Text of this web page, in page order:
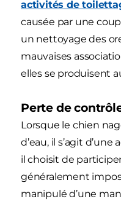
activités de
causée par une
un nettoyage des
mauvaises
elles se produisent
Perte de
Lorsque le chien
d’eau, il s’agit
il choisit de
généralement
manipulé d’une